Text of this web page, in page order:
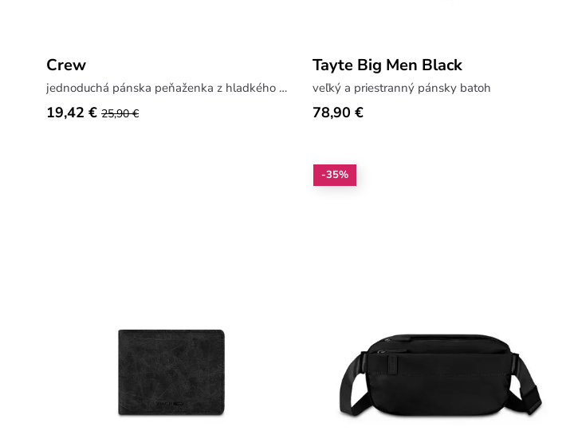
Crew
jednoduchá pánska peňaženka z hladkého materiálu
19,42 € 25,90 €
Tayte Big Men Black
veľký a priestranný pánsky batoh
78,90 €
-35%